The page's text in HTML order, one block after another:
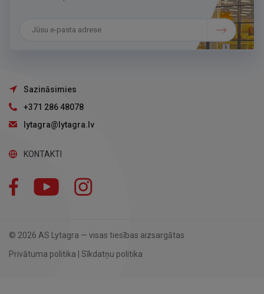
Sazināsimies
+371 286 48078
lytagra@lytagra.lv
KONTAKTI
Facebook YouTube
© 2026 AS Lytagra — visas tiesības aizsargātas
Privātuma politika | Sīkdatņu politika